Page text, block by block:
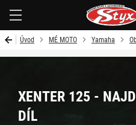
Úvod MÉ MOTO Yamaha
XENTER 125 -
DÍL